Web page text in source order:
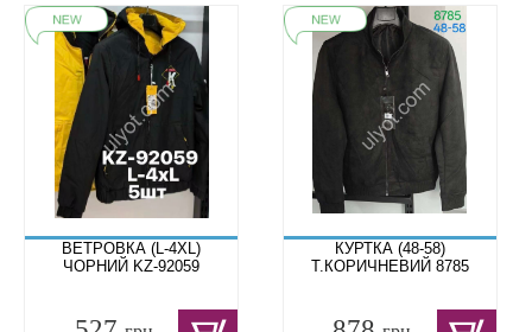
ВЕТРОВКА (L-4XL)
ЧОРНИЙ KZ-92059
КУРТКА (48-58)
Т.КОРИЧНЕВИЙ 8785